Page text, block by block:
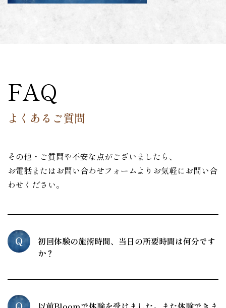
FAQ
よくあるご質問
その他・ご質問や不安な点がございましたら、
お電話またはお問い合わせフォームよりお気軽にお問い合
わせください。
Q
初回体験の施術時間、当日の所要時間は何分です
か？